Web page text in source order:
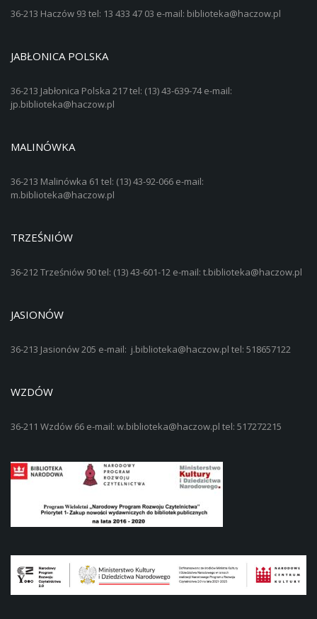
36-213 Haczów 93 tel: 13 433 47 03 e-mail: biblioteka@haczow.pl
JABŁONICA POLSKA
36-213 Jabłonica Polska 217 tel: (13) 43-639-74 e-mail:
jp.biblioteka@haczow.pl
MALINÓWKA
36-213 Malinówka 61 tel: (13) 43-92-066 e-mail:
m.biblioteka@haczow.pl
TRZEŚNIÓW
36-212 Trześniów 90 tel: (13) 43-601-12 e-mail: t.biblioteka@haczow.pl
JASIONÓW
36-213 Jasionów 205 e-mail: j.biblioteka@haczow.pl tel: 518657122
WZDÓW
36-211 Wzdów 66 e-mail: w.biblioteka@haczow.pl tel: 517272215